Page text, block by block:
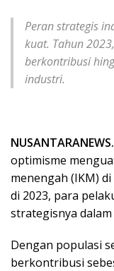
Peran strategis
kuat. Tahun
berkontribusi
industri.
optimisme
menengah (IKM)
di 2023, para
strategisnya
Dengan populasi
berkontribusi